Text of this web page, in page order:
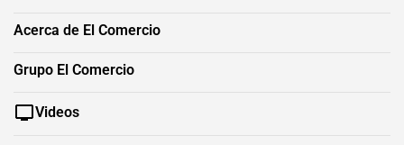
Acerca de El Comercio
Grupo El Comercio
Videos